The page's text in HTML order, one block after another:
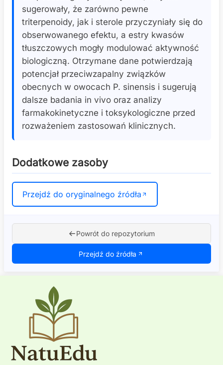
sugerowały, że zarówno pewne
triterpenoidy, jak i sterole przyczyniały się do
obserwowanego efektu, a estry kwasów
tłuszczowych mogły modulować aktywność
biologiczną. Otrzymane dane potwierdzają
potencjał przeciwzapalny związków
obecnych w owocach P. sinensis i sugerują
dalsze badania in vivo oraz analizy
farmakokinetyczne i toksykologiczne przed
rozważeniem zastosowań klinicznych.
Dodatkowe zasoby
Przejdź do oryginalnego źródła
Powrót do repozytorium
Przejdź do źródła